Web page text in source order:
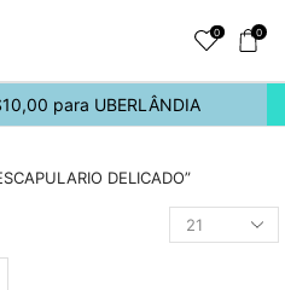
0 0
para UBERLÂNDIA
DELICADO”